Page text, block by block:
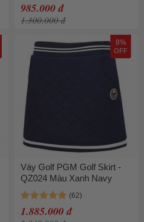
985.000 đ
1.300.000 đ
8%
OFF
Váy Golf PGM Golf Skirt -
QZ024 Màu Xanh Navy
1.885.000 đ